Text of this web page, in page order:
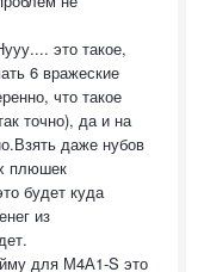
это такое,
6 вражеские
что такое
точно), да и на
даже нубов
плюшек
будет куда
из
для М4А1-S это